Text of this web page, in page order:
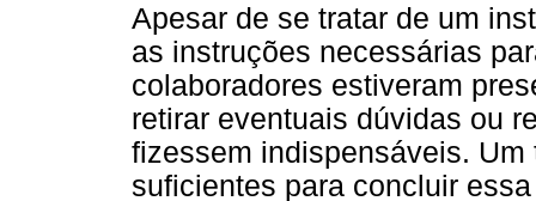
Apesar de se tratar de um
as instruções necessárias
colaboradores estiveram
retirar eventuais dúvidas ou
fizessem indispensáveis.
suficientes para concluir